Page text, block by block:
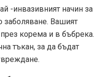
-инвазивният начин за
заболяване. Вашият
корема и в бъбрека.
тъкан, за да бъдат